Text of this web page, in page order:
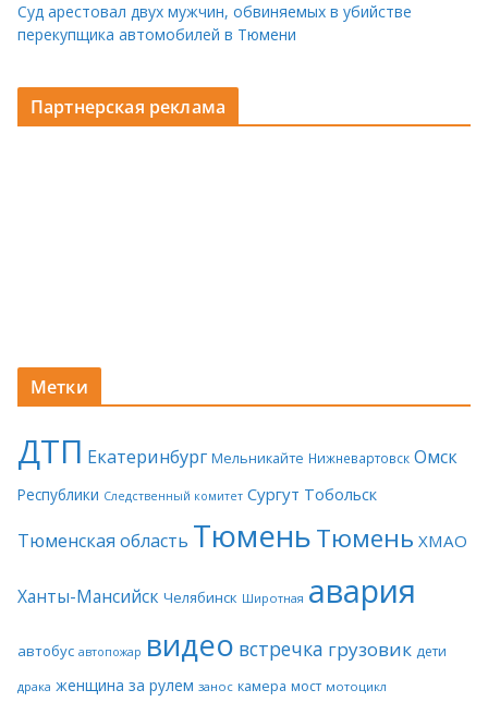
Суд арестовал двух мужчин, обвиняемых в убийстве
перекупщика автомобилей в Тюмени
Партнерская реклама
Метки
ДТП Екатеринбург Мельникайте Нижневартовск Омск
Республики Следственный комитет Сургут Тобольск
Тюменская область ТюменьТюмень ХМАО
Ханты-Мансийск Челябинск Широтная авария
автобус автопожар видео встречка грузовик дети
драка женщина за рулем занос камера мост мотоцикл